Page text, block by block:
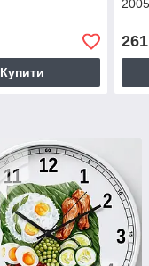
Купити
261